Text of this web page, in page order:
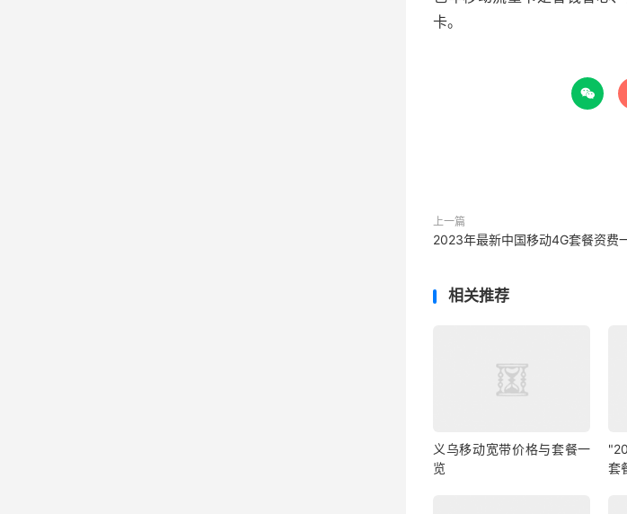
卡。

上一篇
2023年最新中国移动4G套餐资费
相关推荐
义乌移动宽带价格与套餐一
览
套